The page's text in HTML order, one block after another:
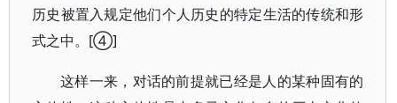
历史被置入规定他们个人历史的特定生活的传统和形
式之中。[④]
这样一来，对话的前提就已经是人的某种固有的